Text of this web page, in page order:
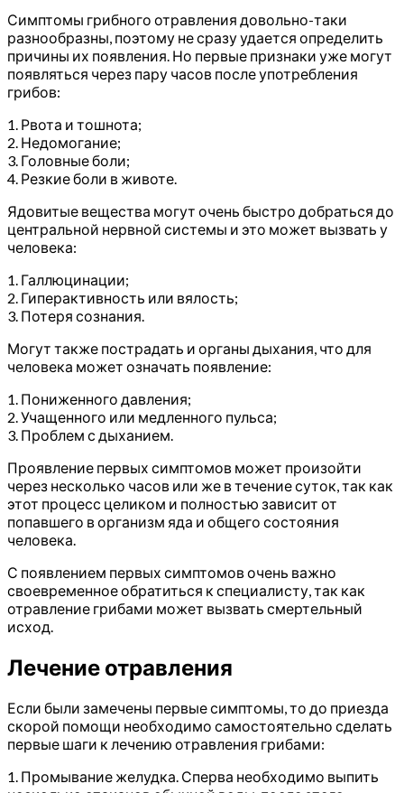
Симптомы грибного отравления довольно-таки
разнообразны, поэтому не сразу удается определить
причины их появления. Но первые признаки уже могут
появляться через пару часов после употребления
грибов:
1. Рвота и тошнота;
2. Недомогание;
3. Головные боли;
4. Резкие боли в животе.
Ядовитые вещества могут очень быстро добраться до
центральной нервной системы и это может вызвать у
человека:
1. Галлюцинации;
2. Гиперактивность или вялость;
3. Потеря сознания.
Могут также пострадать и органы дыхания, что для
человека может означать появление:
1. Пониженного давления;
2. Учащенного или медленного пульса;
3. Проблем с дыханием.
Проявление первых симптомов может произойти
через несколько часов или же в течение суток, так как
этот процесс целиком и полностью зависит от
попавшего в организм яда и общего состояния
человека.
С появлением первых симптомов очень важно
своевременное обратиться к специалисту, так как
отравление грибами может вызвать смертельный
исход.
Лечение отравления
Если были замечены первые симптомы, то до приезда
скорой помощи необходимо самостоятельно сделать
первые шаги к лечению отравления грибами:
1. Промывание желудка. Сперва необходимо выпить